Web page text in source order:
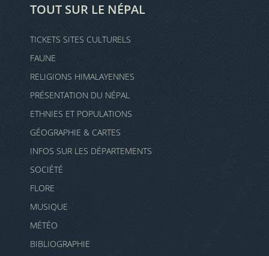
TOUT SUR LE NÉPAL
TICKETS SITES CULTURELS
FAUNE
RELIGIONS HIMALAYENNES
PRÉSENTATION DU NÉPAL
ETHNIES ET POPULATIONS
GÉOGRAPHIE & CARTES
INFOS SUR LES DÉPARTEMENTS
SOCIÉTÉ
FLORE
MUSIQUE
MÉTÉO
BIBLIOGRAPHIE